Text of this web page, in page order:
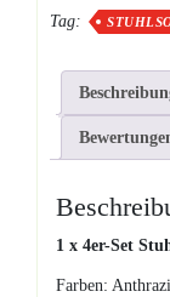
Tag:
1 x 4er-Set
Farben: